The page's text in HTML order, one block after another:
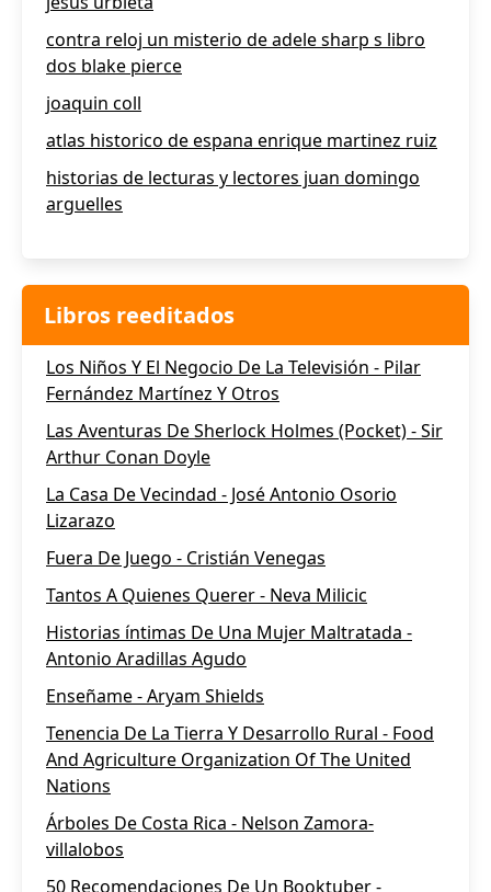
contra reloj un misterio de adele sharp s libro
dos blake pierce
joaquin coll
atlas historico de espana enrique martinez ruiz
historias de lecturas y lectores juan domingo
arguelles
Libros reeditados
Los Niños Y El Negocio De La Televisión - Pilar
Fernández Martínez Y Otros
Las Aventuras De Sherlock Holmes (Pocket) - Sir
Arthur Conan Doyle
La Casa De Vecindad - José Antonio Osorio
Lizarazo
Fuera De Juego - Cristián Venegas
Tantos A Quienes Querer - Neva Milicic
Historias íntimas De Una Mujer Maltratada -
Antonio Aradillas Agudo
Enseñame - Aryam Shields
Tenencia De La Tierra Y Desarrollo Rural - Food
And Agriculture Organization Of The United
Nations
Árboles De Costa Rica - Nelson Zamora-
villalobos
50 Recomendaciones De Un Booktuber -